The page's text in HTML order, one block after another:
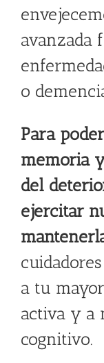
avanzada
o
Para
memoria
del
ejercitar
a tu
activa y a
cognitivo.